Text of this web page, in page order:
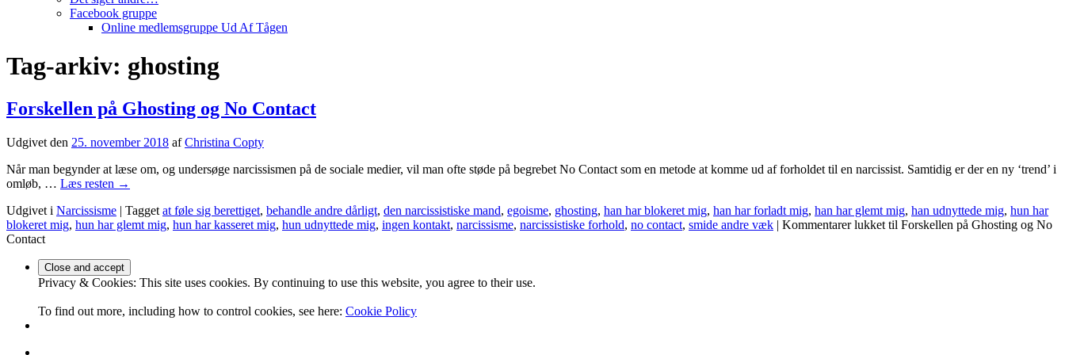
Facebook gruppe
Online medlemsgruppe Ud Af Tågen
Tag-arkiv: ghosting
Forskellen på Ghosting og No Contact
Udgivet den 25. november 2018 af Christina Copty
Når man begynder at læse om, og undersøge narcissismen på de sociale medier, vil man ofte støde på begrebet No Contact som en metode at komme ud af forholdet til en narcissist. Samtidig er der en ny ‘trend’ i
omløb, … Læs resten →
Udgivet i Narcissisme | Tagget at føle sig berettiget, behandle andre dårligt, den narcissistiske mand, egoisme, ghosting, han har blokeret mig, han har forladt mig, han har glemt mig, han udnyttede mig, hun har
blokeret mig, hun har glemt mig, hun har kasseret mig, hun udnyttede mig, ingen kontakt, narcissisme, narcissistiske forhold, no contact, smide andre væk | Kommentarer lukket til Forskellen på Ghosting og No
Contact
Privacy & Cookies: This site uses cookies. By continuing to use this website, you agree to their use.
To find out more, including how to control cookies, see here: Cookie Policy